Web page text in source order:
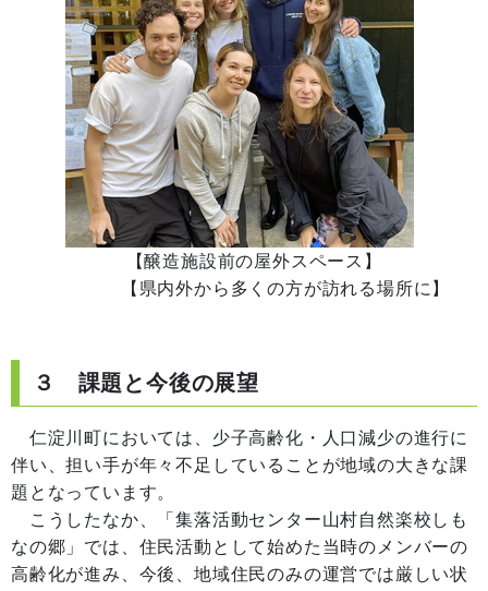
【醸造施設前の屋外スペース】
【県内外から多くの方が訪れる場所に】
３ 課題と今後の展望
仁淀川町においては、少子高齢化・人口減少の進行に
伴い、担い手が年々不足していることが地域の大きな課
題となっています。
こうしたなか、「集落活動センター山村自然楽校しも
なの郷」では、住民活動として始めた当時のメンバーの
高齢化が進み、今後、地域住民のみの運営では厳しい状